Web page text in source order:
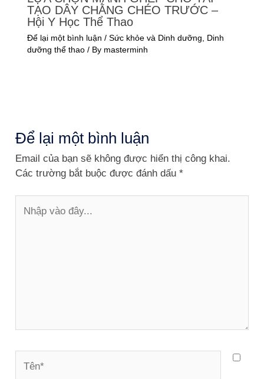
TẠO DÂY CHẰNG CHÉO TRƯỚC –
Hội Y Học Thể Thao
Để lại một bình luận / Sức khỏe và Dinh dưỡng
Dinh
dưỡng thể thao/ By masterminh
Để lại một bình luận
Email của bạn sẽ không được hiển thị công khai.
Các trường bắt buộc được đánh dấu*
vào